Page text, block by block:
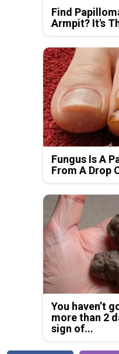
Find
Armpit? It's
Fungus Is A
From A Drop
You haven’t
more than 2
sign of...